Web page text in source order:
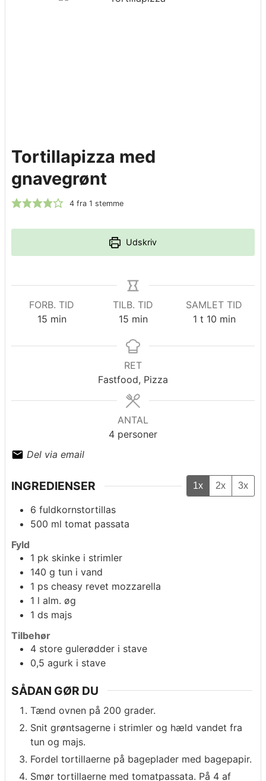
Tortillapizza med
gnavegrønt
4fra 1 stemme
Udskriv
FORB. TID
15minutter
min
TILB. TID
15minutter
min
SAMLET TID
1time
t 10minutter
min
RET
Fastfood, Pizza
ANTAL
4 personer
Del via email
INGREDIENSER 1x 2x 3x
6 fuldkornstortillas
500 ml tomat passata
Fyld
1 pk skinke i strimler
140 g tun i vand
1 ps cheasy revet mozzarella
1 l alm. øg
1 ds majs
Tilbehør
4 store gulerødder i stave
0,5 agurk i stave
SÅDAN GØR DU
Tænd ovnen på 200 grader.
Snit grøntsagerne i strimler og hæld vandet fra
tun og majs.
Fordel tortillaerne på bageplader med bagepapir.
Smør tortillaerne med tomatpassata. På 4 af